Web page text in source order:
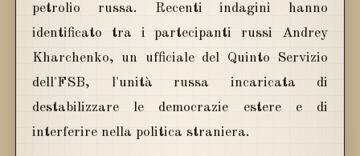
petrolio russa. Recenti indagini hanno
identificato tra i partecipanti russi Andrey
Kharchenko, un ufficiale del Quinto Servizio
dell'FSB, l'unità russa incaricata di
destabilizzare le democrazie estere e di
interferire nella politica straniera.